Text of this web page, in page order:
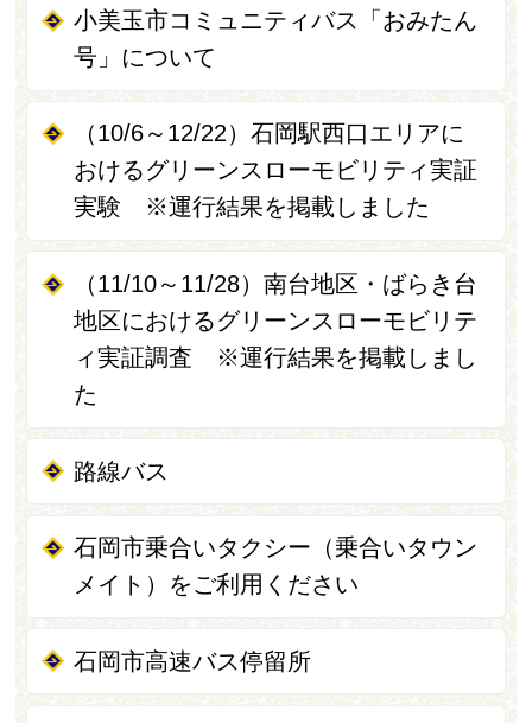
小美玉市コミュニティバス「おみたん
号」について
（10/6～12/22）石岡駅西口エリアに
おけるグリーンスローモビリティ実証
実験 ※運行結果を掲載しました
（11/10～11/28）南台地区・ばらき台
地区におけるグリーンスローモビリテ
ィ実証調査 ※運行結果を掲載しまし
た
路線バス
石岡市乗合いタクシー（乗合いタウン
メイト）をご利用ください
石岡市高速バス停留所